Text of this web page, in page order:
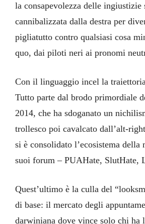
la consapevolezza delle ingiustizie
cannibalizzata dalla destra per
pigliatutto contro qualsiasi cosa
quo, dai piloti neri ai pronomi
Con il linguaggio incel la
Tutto parte dal brodo primordiale
2014, che ha sdoganato un
trollesco poi cavalcato dall’alt-
si è consolidato l’ecosistema della
suoi forum – PUAHate, SlutHate,
Quest’ultimo è la culla del
di base: il mercato degli
darwiniana dove vince solo chi ha